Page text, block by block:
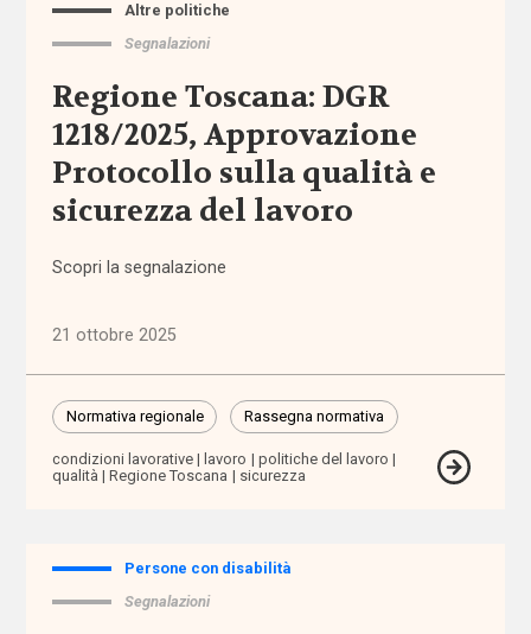
assistenti
assistenza
domiciliare
assistenza
residenziale
assistenza
sanitaria
assistenza
assistenza
sociosanitaria
Altre politiche
Segnalazioni
Regione Toscana: DGR
1218/2025, Approvazione
Protocollo sulla qualità e
sicurezza del lavoro
Scopri la segnalazione
21 ottobre 2025
Normativa regionale Rassegna normativa
condizioni lavorative lavoro
politiche del lavoro
qualità
Regione Toscana sicurezza
Persone con disabilità
Segnalazioni